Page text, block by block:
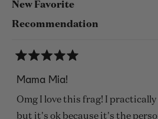
New Favorite
Recommendation
5
sur
5
étoiles
Mama Mia!
Omg I love this frag! I
but it's ok because it's the